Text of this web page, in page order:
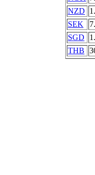
NZD
SEK
SGD
THB